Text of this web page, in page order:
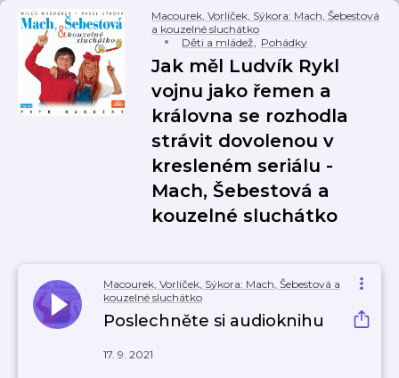
Macourek, Vorlíček, Sýkora: Mach, Šebestová
a kouzelné sluchátko
Děti a mládež, Pohádky
Jak měl Ludvík Rykl
vojnu jako řemen a
královna se rozhodla
strávit dovolenou v
kresleném seriálu -
Mach, Šebestová a
kouzelné sluchátko
Macourek, Vorlíček, Sýkora: Mach, Šebestová a
kouzelné sluchátko
Poslechněte si audioknihu
17. 9. 2021